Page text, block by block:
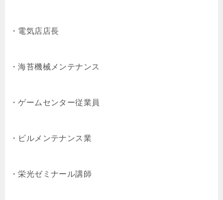
・電気店店長
・海苔機械メンテナンス
・ゲームセンター従業員
・ビルメンテナンス業
・栄光ゼミナール講師